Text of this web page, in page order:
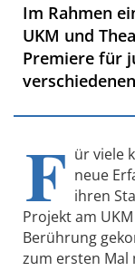
Im Rahmen
UKM und
Premiere für
F ür viele
neue
ihren
Projekt am
Berührung
zum ersten Mal